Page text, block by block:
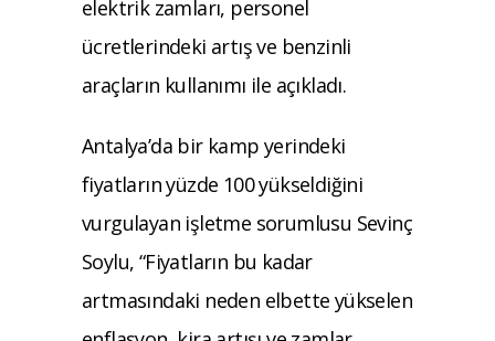
elektrik zamları, personel
ücretlerindeki artış ve benzinli
araçların kullanımı ile açıkladı.
Antalya’da bir kamp yerindeki
fiyatların yüzde 100 yükseldiğini
vurgulayan işletme sorumlusu Sevinç
Soylu, “Fiyatların bu kadar
artmasındaki neden elbette yükselen